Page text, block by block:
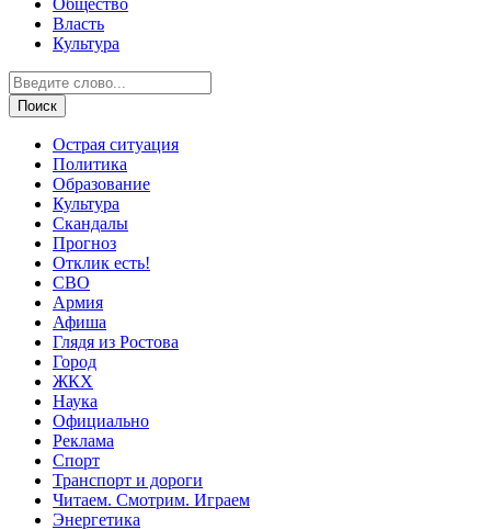
Общество
Власть
Культура
Острая ситуация
Политика
Образование
Культура
Скандалы
Прогноз
Отклик есть!
СВО
Армия
Афиша
Глядя из Ростова
Город
ЖКХ
Наука
Официально
Реклама
Спорт
Транспорт и дороги
Читаем. Смотрим. Играем
Энергетика